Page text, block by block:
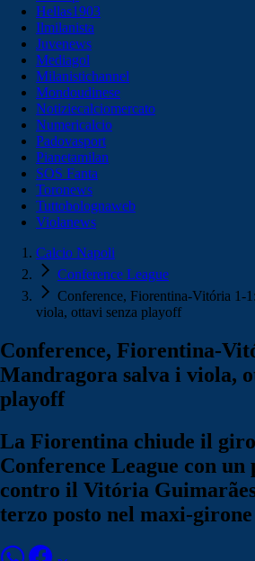
Hellas1903
Ilmilanista
Juvenews
Mediagol
Milanistichannel
Mondoudinese
Notiziecalciomercato
Numericalcio
Padovasport
Pianetamilan
SOS Fanta
Toronews
Tuttobolognaweb
Violanews
Calcio Napoli
Conference League
Conference, Fiorentina-Vitória 1-
viola, ottavi senza playoff
Conference, Fiorentina-
Mandragora salva i viola,
playoff
La Fiorentina chiude il
Conference League con un
contro il Vitória
terzo posto nel maxi-girone